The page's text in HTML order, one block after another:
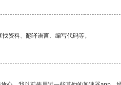
资料、翻译语言、编写代码等。